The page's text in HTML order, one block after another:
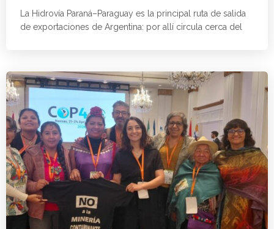
La Hidrovía Paraná–Paraguay es la principal ruta de salida
de exportaciones de Argentina: por allí circula cerca del